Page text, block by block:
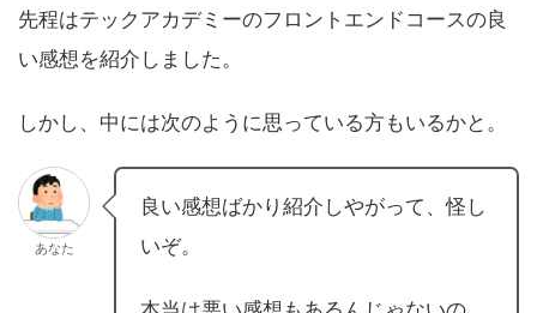
先程はテックアカデミーのフロントエンドコースの良
い感想を紹介しました。
しかし、中には次のように思っている方もいるかと。
あなた
良い感想ばかり紹介しやがって、怪し
いぞ。